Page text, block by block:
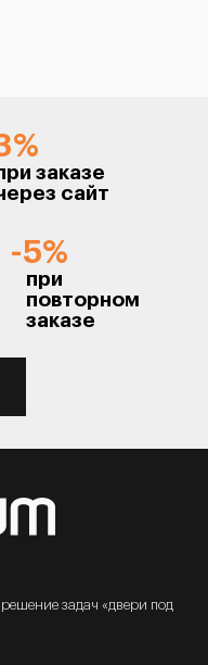
заказе
сайт
-5%
при
повторном
заказе
задач «двери под